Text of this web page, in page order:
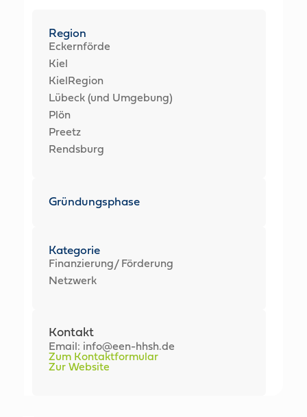
Region
Eckernförde
Kiel
KielRegion
Lübeck (und Umgebung)
Plön
Preetz
Rendsburg
Gründungsphase
Kategorie
Finanzierung/ Förderung
Netzwerk
Kontakt
Email: info@een-hhsh.de
Zum Kontaktformular
Zur Website